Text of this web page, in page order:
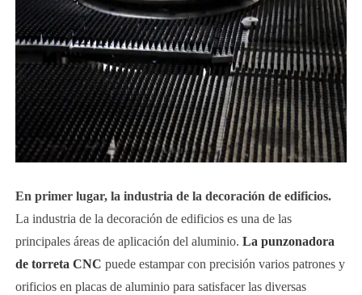
En primer lugar, la industria de la decoración de edificios.
La industria de la decoración de edificios es una de las
principales áreas de aplicación del aluminio. La punzonadora
de torreta CNC puede estampar con precisión varios patrones y
orificios en placas de aluminio para satisfacer las diversas